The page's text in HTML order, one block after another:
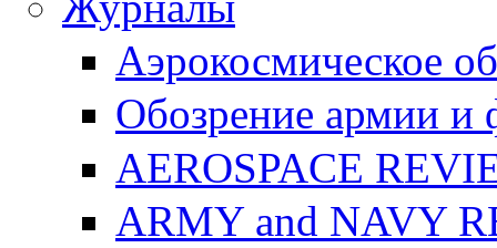
Аэрокосмическое
Обозрение армии и
AEROSPACE
ARMY and NAVY